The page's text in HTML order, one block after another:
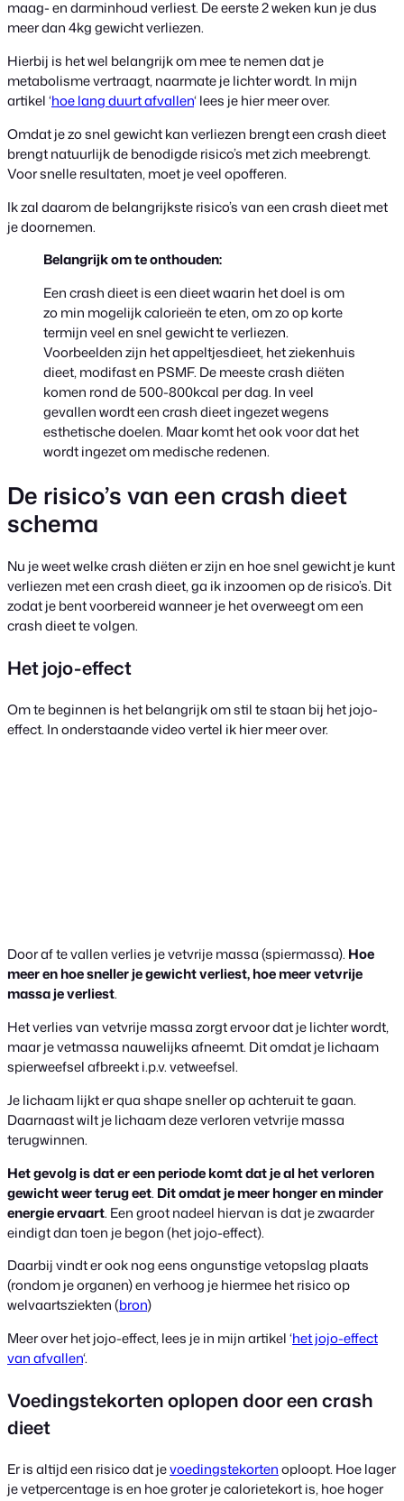
maag- en darminhoud verliest. De eerste 2 weken kun je dus
meer dan 4kg gewicht verliezen.
Hierbij is het wel belangrijk om mee te nemen dat je
metabolisme vertraagt, naarmate je lichter wordt. In mijn
artikel ‘hoe lang duurt afvallen‘ lees je hier meer over.
Omdat je zo snel gewicht kan verliezen brengt een crash dieet
brengt natuurlijk de benodigde risico’s met zich meebrengt.
Voor snelle resultaten, moet je veel opofferen.
Ik zal daarom de belangrijkste risico’s van een crash dieet met
je doornemen.
Belangrijk om te onthouden:
Een crash dieet is een dieet waarin het doel is om
zo min mogelijk calorieën te eten, om zo op korte
termijn veel en snel gewicht te verliezen.
Voorbeelden zijn het appeltjesdieet, het ziekenhuis
dieet, modifast en PSMF. De meeste crash diëten
komen rond de 500-800kcal per dag. In veel
gevallen wordt een crash dieet ingezet wegens
esthetische doelen. Maar komt het ook voor dat het
wordt ingezet om medische redenen.
De risico’s van een crash dieet
schema
Nu je weet welke crash diëten er zijn en hoe snel gewicht je kunt
verliezen met een crash dieet, ga ik inzoomen op de risico’s. Dit
zodat je bent voorbereid wanneer je het overweegt om een
crash dieet te volgen.
Het jojo-effect
Om te beginnen is het belangrijk om stil te staan bij het jojo-
effect. In onderstaande video vertel ik hier meer over.
Door af te vallen verlies je vetvrije massa (spiermassa). Hoe
meer en hoe sneller je gewicht verliest, hoe meer vetvrije
massa je verliest.
Het verlies van vetvrije massa zorgt ervoor dat je lichter wordt,
maar je vetmassa nauwelijks afneemt. Dit omdat je lichaam
spierweefsel afbreekt i.p.v. vetweefsel.
Je lichaam lijkt er qua shape sneller op achteruit te gaan.
Daarnaast wilt je lichaam deze verloren vetvrije massa
terugwinnen.
Het gevolg is dat er een periode komt dat je al het verloren
gewicht weer terug eet. Dit omdat je meer honger en minder
energie ervaart. Een groot nadeel hiervan is dat je zwaarder
eindigt dan toen je begon (het jojo-effect).
Daarbij vindt er ook nog eens ongunstige vetopslag plaats
(rondom je organen) en verhoog je hiermee het risico op
welvaartsziekten (bron)
Meer over het jojo-effect, lees je in mijn artikel ‘het jojo-effect
van afvallen‘.
Voedingstekorten oplopen door een crash
dieet
Er is altijd een risico dat jevoedingstekortenoploopt. Hoe lager
je vetpercentage is en hoe groter je calorietekort is, hoe hoger